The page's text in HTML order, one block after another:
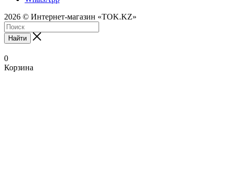
2026 © Интернет-магазин «TOK.KZ»
Найти
0
Корзина